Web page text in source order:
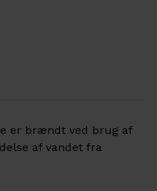
er brændt ved brug af
af vandet fra